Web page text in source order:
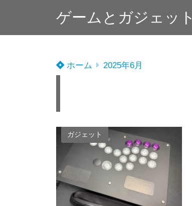
ゲームとガジェット
ホーム 2025年6月
ガジェット